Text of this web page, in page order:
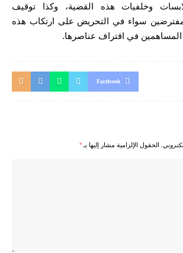
وخلفيات هذه القضية، وكذا توقيف
سواء في التحريض على ارتكاب هذه
المساهمين في اقتراف عناصرها.
Facebook
الحقول الإلزامية مشار إليها بـ*